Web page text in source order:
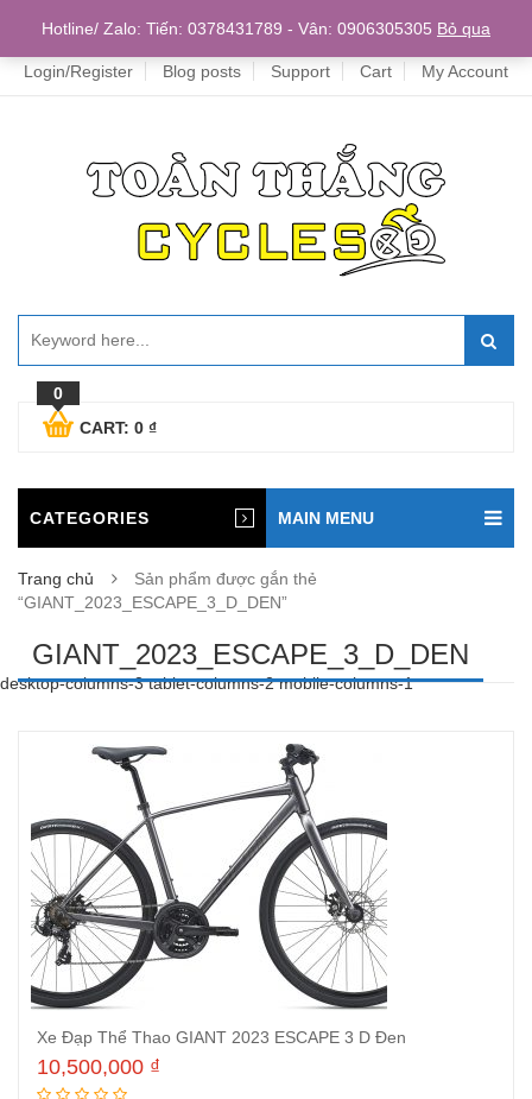
Home
Login/Register Blog posts Support Cart My Account
0
CART: 0 ₫
CATEGORIES MAIN MENU
Trang chủ
Sản phẩm được gắn thẻ
“GIANT_2023_ESCAPE_3_D_DEN”
GIANT_2023_ESCAPE_3_D_DEN
desktop-columns-3 tablet-columns-2 mobile-columns-1
Xe Đạp Thể Thao GIANT 2023 ESCAPE 3 D Đen
10,500,000 ₫
Hotline/ Zalo: Tiến: 0378431789 - Vân: 0906305305 Bỏ qua